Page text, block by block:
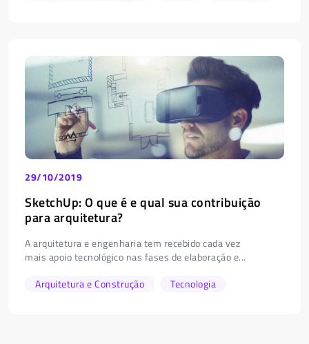
29/10/2019
SketchUp: O que é e qual sua contribuição
para arquitetura?
A arquitetura e engenharia tem recebido cada vez
mais apoio tecnológico nas fases de elaboração e...
Arquitetura e Construção
Tecnologia